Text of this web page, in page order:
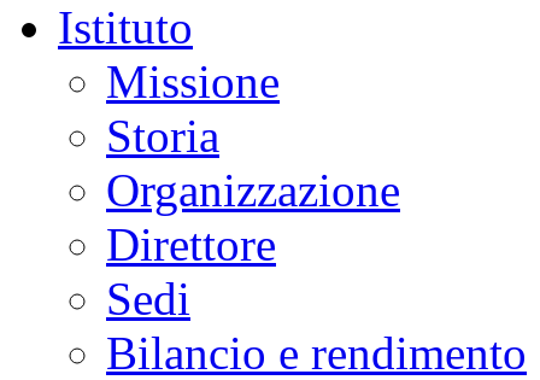
Istituto
Missione
Storia
Organizzazione
Direttore
Sedi
Bilancio e rendimento